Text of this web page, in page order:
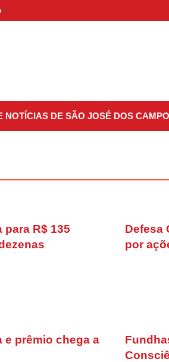
NOTÍCIAS DE SÃO JOSÉ DOS
para R$ 135
Defesa
por
e prêmio chega a